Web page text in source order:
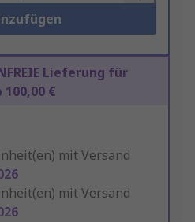
Lieferung für
€
mit Versand
mit Versand